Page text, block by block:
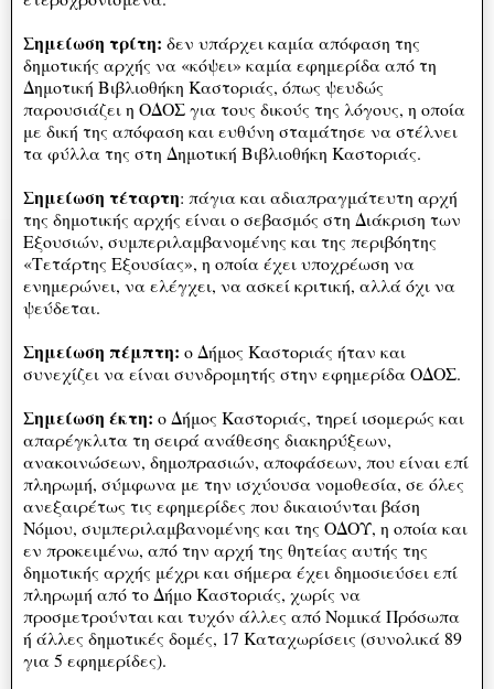
Σημείωση τρίτη: δεν υπάρχει καμία απόφαση της
δημοτικής αρχής να «κόψει» καμία εφημερίδα από τη
Δημοτική Βιβλιοθήκη Καστοριάς, όπως ψευδώς
παρουσιάζει η ΟΔΟΣ για τους δικούς της λόγους, η οποία
με δική της απόφαση και ευθύνη σταμάτησε να στέλνει
τα φύλλα της στη Δημοτική Βιβλιοθήκη Καστοριάς.
Σημείωση τέταρτη: πάγια και αδιαπραγμάτευτη αρχή
της δημοτικής αρχής είναι ο σεβασμός στη Διάκριση των
Εξουσιών, συμπεριλαμβανομένης και της περιβόητης
«Τετάρτης Εξουσίας», η οποία έχει υποχρέωση να
ενημερώνει, να ελέγχει, να ασκεί κριτική, αλλά όχι να
ψεύδεται.
Σημείωση πέμπτη: ο Δήμος Καστοριάς ήταν και
συνεχίζει να είναι συνδρομητής στην εφημερίδα ΟΔΟΣ.
Σημείωση έκτη: ο Δήμος Καστοριάς, τηρεί ισομερώς και
απαρέγκλιτα τη σειρά ανάθεσης διακηρύξεων,
ανακοινώσεων, δημοπρασιών, αποφάσεων, που είναι επί
πληρωμή, σύμφωνα με την ισχύουσα νομοθεσία, σε όλες
ανεξαιρέτως τις εφημερίδες που δικαιούνται βάση
Νόμου, συμπεριλαμβανομένης και της ΟΔΟΥ, η οποία και
εν προκειμένω, από την αρχή της θητείας αυτής της
δημοτικής αρχής μέχρι και σήμερα έχει δημοσιεύσει επί
πληρωμή από το Δήμο Καστοριάς, χωρίς να
προσμετρούνται και τυχόν άλλες από Νομικά Πρόσωπα
ή άλλες δημοτικές δομές, 17 Καταχωρίσεις (συνολικά 89
για 5 εφημερίδες).